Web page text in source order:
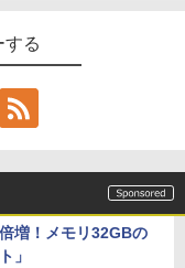
する
増！メモリ32GBの
」